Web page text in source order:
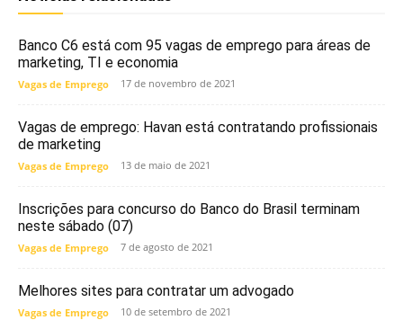
Banco C6 está com 95 vagas de emprego para áreas de
marketing, TI e economia
Vagas de Emprego 17 de novembro de 2021
Vagas de emprego: Havan está contratando profissionais
de marketing
Vagas de Emprego 13 de maio de 2021
Inscrições para concurso do Banco do Brasil terminam
neste sábado (07)
Vagas de Emprego 7 de agosto de 2021
Melhores sites para contratar um advogado
Vagas de Emprego 10 de setembro de 2021